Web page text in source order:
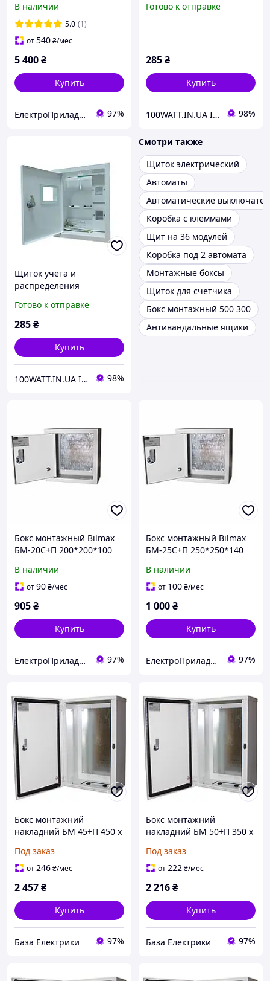
монтажной панелью
(металлический шкаф)
В наличии
5.0 (1)
от540₴/мес
5 400₴
Купить
ЕлектроПриладТехСервіс 97%
0967
Готово к отправке
285₴
Купить
100WATT.IN.UA ІНТЕРНЕТ-МАГАЗИН 98%
Щиток учета и
распределения
монтаж 0966
Готово к отправке
285₴
Купить
100WATT.IN.UA ІНТЕРНЕТ-МАГАЗИН 98%
Смотри также
Щиток электрический
Автоматы
Автоматические
Коробка с клеммами
Щит на 36 модулей
Коробка под 2 автомата
Монтажные боксы
Щиток для счетчика
Бокс монтажный 500 300
Антивандальные ящики
Бокс монтажный Bilmax
БМ-20C+П 200*200*100
монтажной панелью
(металлический шкаф)
В наличии
от90₴/мес
905₴
Купить
ЕлектроПриладТехСервіс 97%
Бокс монтажный Bilmax
БМ-25C+П 250*250*140
монтажной панелью
(металлический шкаф)
В наличии
от 100₴/мес
1 000₴
Купить
ЕлектроПриладТехСервіс 97%
Бокс монтажний
накладний БМ 45+П 450 х
Под заказ
от246₴/мес
2 457₴
Купить
База Електрики 97%
Бокс монтажний
накладний БМ 50+П 350 х
Под заказ
от222₴/мес
2 216₴
Купить
База Електрики 97%